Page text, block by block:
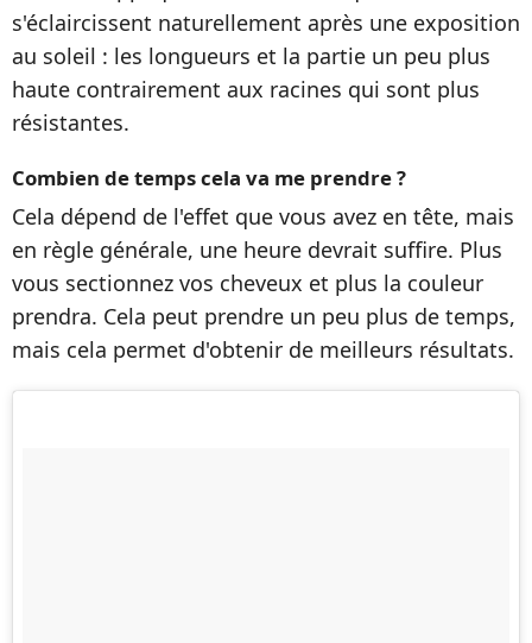
s'éclaircissent naturellement après une exposition
au soleil : les longueurs et la partie un peu plus
haute contrairement aux racines qui sont plus
résistantes.
Combien de temps cela va me prendre ?
Cela dépend de l'effet que vous avez en tête, mais
en règle générale, une heure devrait suffire. Plus
vous sectionnez vos cheveux et plus la couleur
prendra. Cela peut prendre un peu plus de temps,
mais cela permet d'obtenir de meilleurs résultats.